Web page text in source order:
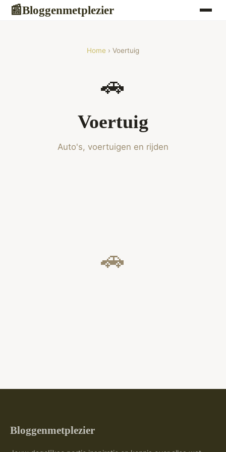
📰Bloggenmetplezier
Home › Voertuig
🚗
Voertuig
Auto's, voertuigen en rijden
🚗
Bloggenmetplezier